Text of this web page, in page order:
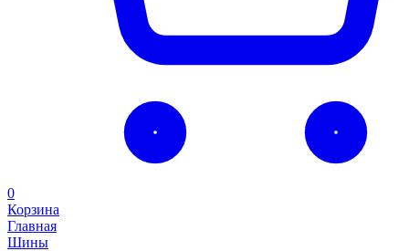
0
Корзина
Главная
Шины